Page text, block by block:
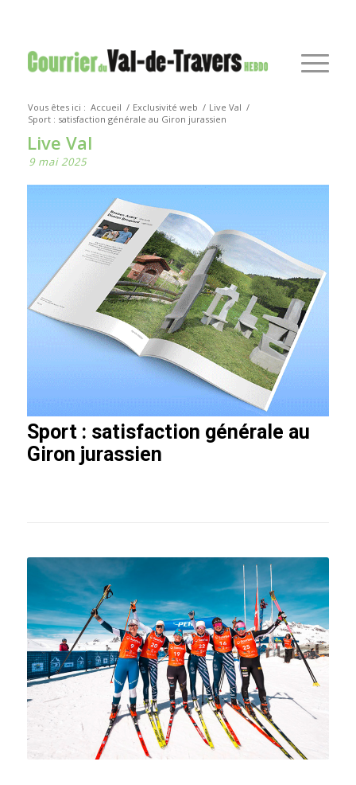
Vous êtes ici : Accueil / Exclusivité web / Live Val /
Sport : satisfaction générale au Giron jurassien
Live Val
9 mai 2025
Sport : satisfaction générale au
Giron jurassien